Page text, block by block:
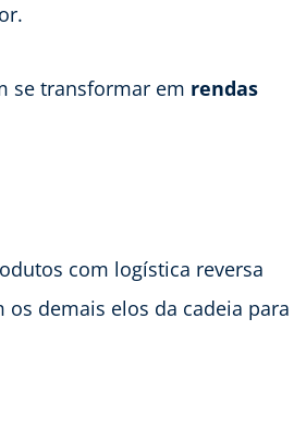
se transformar em rendas
com logística reversa
os demais elos da cadeia para